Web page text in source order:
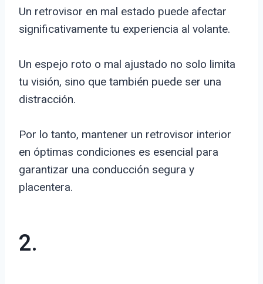
Un retrovisor en mal estado puede afectar
significativamente tu experiencia al volante.
Un espejo roto o mal ajustado no solo limita
tu visión, sino que también puede ser una
distracción.
Por lo tanto, mantener un retrovisor interior
en óptimas condiciones es esencial para
garantizar una conducción segura y
placentera.
2.